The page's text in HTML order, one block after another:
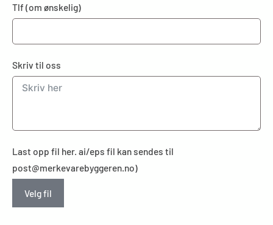
Tlf (om ønskelig)
Skriv til oss
Last opp fil her. ai/eps fil kan sendes til
post@merkevarebyggeren.no)
Velg fil